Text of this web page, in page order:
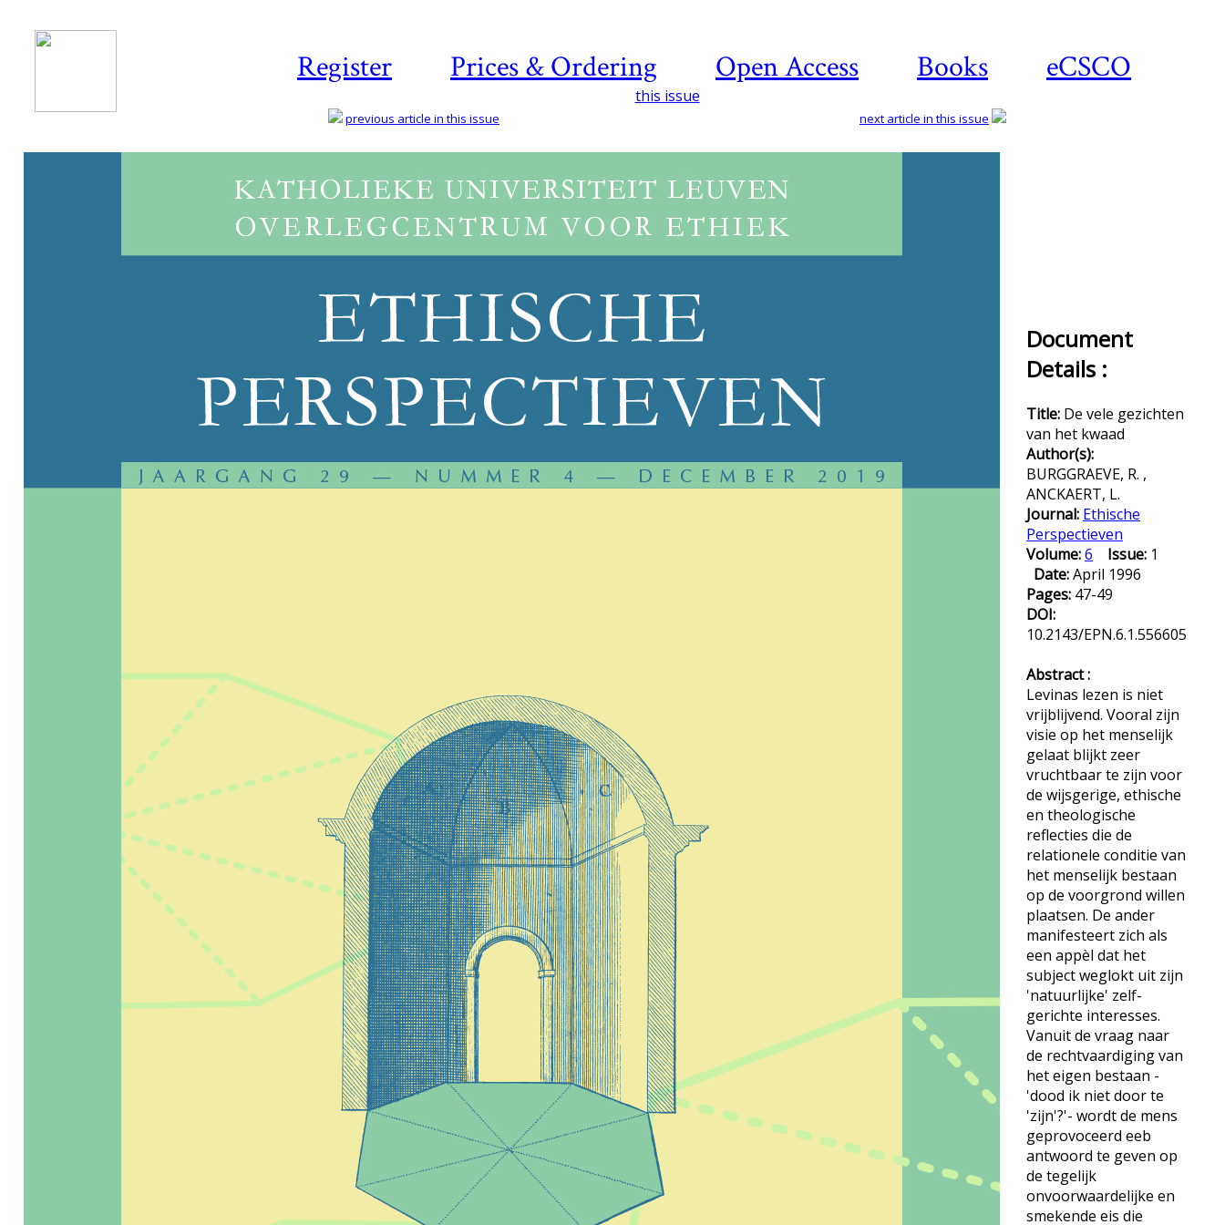
Register Prices & Ordering Open Access Books eCSCO
this issue
previous article in this issue next article in this issue
Document
Details :
Title: De vele gezichten
van het kwaad
Author(s):
BURGGRAEVE, R. ,
ANCKAERT, L.
Journal: Ethische
Perspectieven
Volume:6 Issue: 1
Date:April 1996
Pages: 47-49
DOI:
10.2143/EPN.6.1.556605
Abstract :
Levinas lezen is niet
vrijblijvend. Vooral zijn
visie op het menselijk
gelaat blijkt zeer
vruchtbaar te zijn voor
de wijsgerige, ethische
en theologische
reflecties die de
relationele conditie van
het menselijk bestaan
op de voorgrond willen
plaatsen. De ander
manifesteert zich als
een appèl dat het
subject weglokt uit zijn
'natuurlijke' zelf-
gerichte interesses.
Vanuit de vraag naar
de rechtvaardiging van
het eigen bestaan -
'dood ik niet door te
'zijn'?'- wordt de mens
geprovoceerd eeb
antwoord te geven op
de tegelijk
onvoorwaardelijke en
smekende eis die